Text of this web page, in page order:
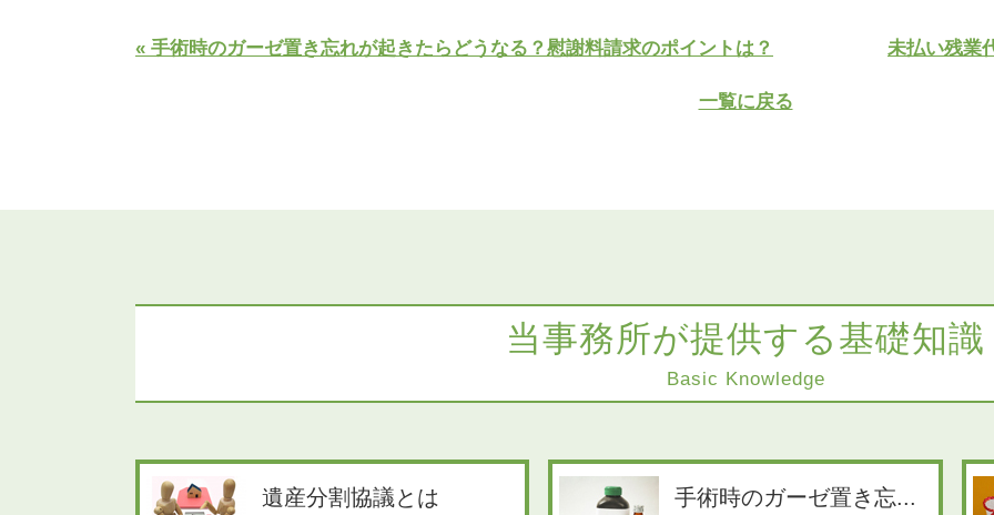
« 手術時のガーゼ置き忘れが起きたらどうなる？慰謝料請求のポイントは？ 未払い残業
一覧に戻る
当事務所が提供する基礎知識
Basic Knowledge
遺産分割協議とは 手術時のガーゼ置き忘...